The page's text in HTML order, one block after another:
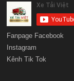
Fanpage Facebook
Instagram
Kênh Tik Tok